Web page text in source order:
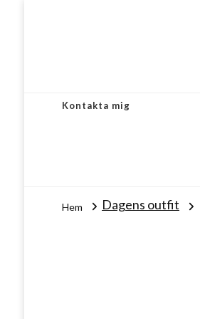
Kontakta mig
Hem Dagens outfit